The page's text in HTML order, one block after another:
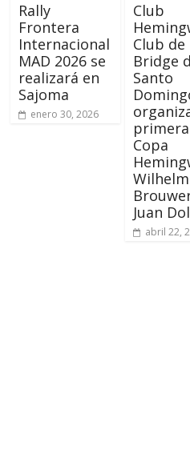
Rally
Frontera
Internacional
MAD 2026 se
realizará en
Sajoma
enero 30, 2026
Club
Club de
Bridge
Santo
primera
Copa
Wilhelm
Juan
abril 22,